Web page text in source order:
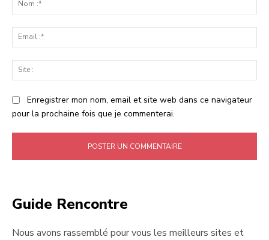
:*
:*
:
Enregistrer mon nom, email et site web dans ce navigateur
pour la prochaine fois que je commenterai.
Guide Rencontre
Nous avons rassemblé pour vous les meilleurs sites et